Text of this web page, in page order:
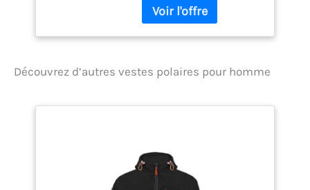
Découvrez d’autres vestes polaires pour homme